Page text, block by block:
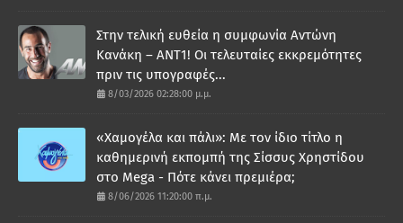
Στην τελική ευθεία η συμφωνία Αντώνη
Κανάκη – ΑΝΤ1! Οι τελευταίες εκκρεμότητες
πριν τις υπογραφές...
8/03/2026 02:28:00 μ.μ.
«Χαμογέλα και πάλι»: Με τον ίδιο τίτλο η
καθημερινή εκπομπή της Σίσσυς Χρηστίδου
στο Mega - Πότε κάνει πρεμιέρα;
8/06/2026 11:20:00 π.μ.